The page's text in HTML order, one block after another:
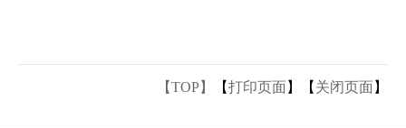
【TOP】 【打印页面】【 关闭页面】